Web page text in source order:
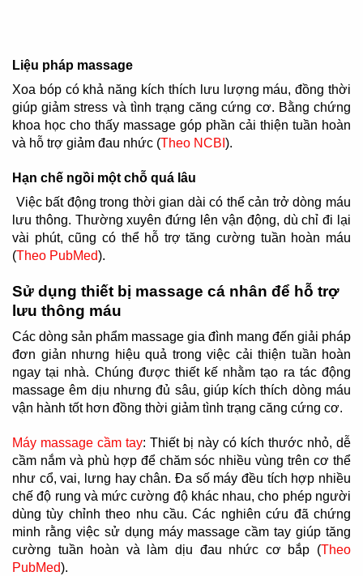
Liệu pháp massage
Xoa bóp có khả năng kích thích lưu lượng máu, đồng thời
giúp giảm stress và tình trạng căng cứng cơ. Bằng chứng
khoa học cho thấy massage góp phần cải thiện tuần hoàn
và hỗ trợ giảm đau nhức (Theo NCBI ).
Hạn chế ngồi một chỗ quá lâu
Việc bất động trong thời gian dài có thể cản trở dòng máu
lưu thông. Thường xuyên đứng lên vận động, dù chỉ đi lại
vài phút, cũng có thể hỗ trợ tăng cường tuần hoàn máu
(Theo PubMed).
Sử dụng thiết bị massage cá nhân để hỗ trợ
lưu thông máu
Các dòng sản phẩm massage gia đình mang đến giải pháp
đơn giản nhưng hiệu quả trong việc cải thiện tuần hoàn
ngay tại nhà. Chúng được thiết kế nhằm tạo ra tác động
massage êm dịu nhưng đủ sâu, giúp kích thích dòng máu
vận hành tốt hơn đồng thời giảm tình trạng căng cứng cơ.
Máy massage cầm tay: Thiết bị này có kích thước nhỏ, dễ
cầm nắm và phù hợp để chăm sóc nhiều vùng trên cơ thể
như cổ, vai, lưng hay chân. Đa số máy đều tích hợp nhiều
chế độ rung và mức cường độ khác nhau, cho phép người
dùng tùy chỉnh theo nhu cầu. Các nghiên cứu đã chứng
minh rằng việc sử dụng máy massage cầm tay giúp tăng
cường tuần hoàn và làm dịu đau nhức cơ bắp (Theo
PubMed).